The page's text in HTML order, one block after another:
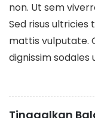
non. Ut sem
Sed risus ultricies
mattis vulputate.
dignissim sodales
Tinggalkan